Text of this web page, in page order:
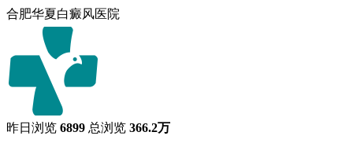
合肥华夏白癜风医院
昨日浏览 6899 总浏览 366.2万